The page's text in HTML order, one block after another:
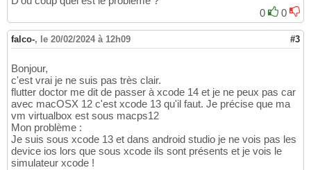
0
0
falco-, le 20/02/2024 à 12h09 #3
Bonjour,
c'est vrai je ne suis pas très clair.
flutter doctor me dit de passer à xcode 14 et je ne peux pas car
avec macOSX 12 c'est xcode 13 qu'il faut. Je précise que ma
vm virtualbox est sous macps12
Mon problème :
Je suis sous xcode 13 et dans android studio je ne vois pas les
device ios lors que sous xcode ils sont présents et je vois le
simulateur xcode !